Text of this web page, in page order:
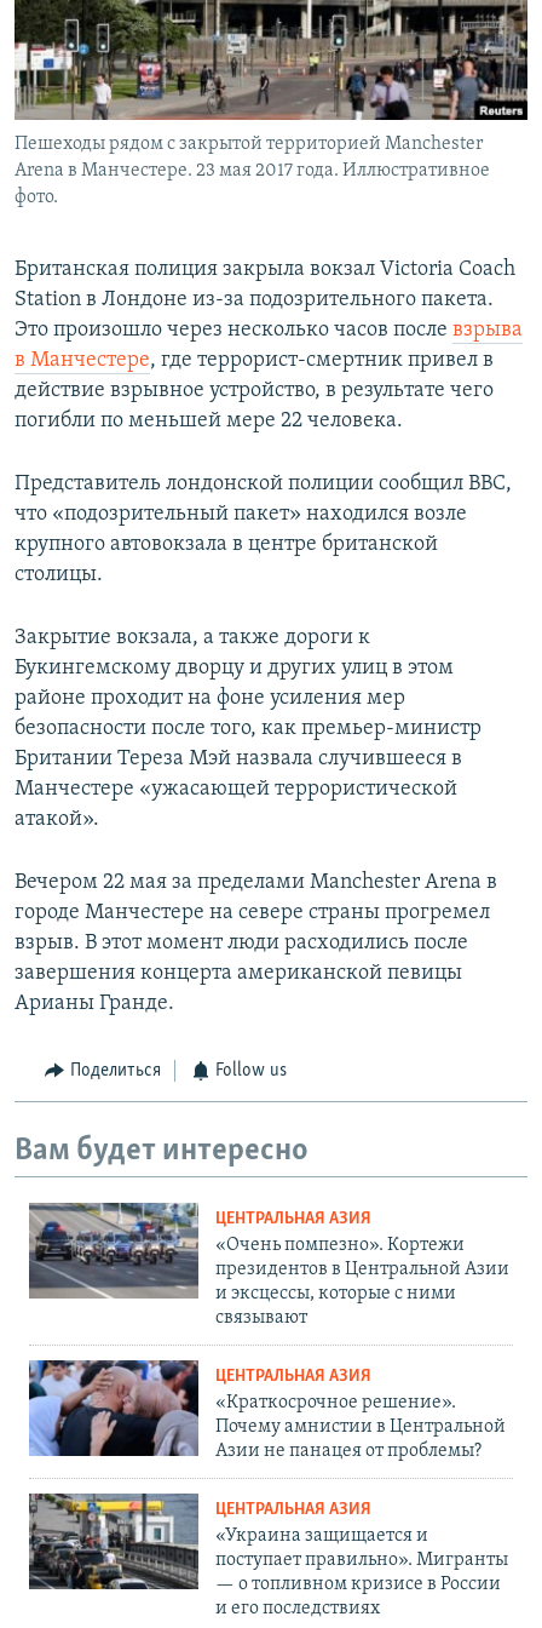
Пешеходы рядом с закрытой территорией Manchester
Arena в Манчестере. 23 мая 2017 года. Иллюстративное
фото.
Британская полиция закрыла вокзал Victoria Coach
Station в Лондоне из-за подозрительного пакета.
Это произошло через несколько часов после взрыва
в Манчестере, где террорист-смертник привел в
действие взрывное устройство, в результате чего
погибли по меньшей мере 22 человека.
Представитель лондонской полиции сообщил BBC,
что «подозрительный пакет» находился возле
крупного автовокзала в центре британской
столицы.
Закрытие вокзала, а также дороги к
Букингемскому дворцу и других улиц в этом
районе проходит на фоне усиления мер
безопасности после того, как премьер-министр
Британии Тереза Мэй назвала случившееся в
Манчестере «ужасающей террористической
атакой».
Вечером 22 мая за пределами Manchester Arena в
городе Манчестере на севере страны прогремел
взрыв. В этот момент люди расходились после
завершения концерта американской певицы
Арианы Гранде.
Поделиться Follow us
Вам будет интересно
ЦЕНТРАЛЬНАЯ АЗИЯ
«Очень помпезно». Кортежи
президентов в Центральной Азии
и эксцессы, которые с ними
связывают
ЦЕНТРАЛЬНАЯ АЗИЯ
«Краткосрочное решение».
Почему амнистии в Центральной
Азии не панацея от проблемы?
ЦЕНТРАЛЬНАЯ АЗИЯ
«Украина защищается и
поступает правильно». Мигранты
— о топливном кризисе в России
и его последствиях